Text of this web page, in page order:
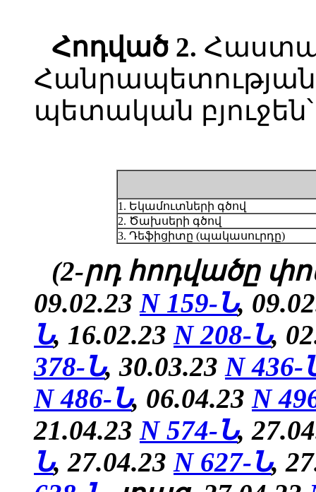
Հոդված 2.
Հանրապետության
պետական բյուջեն՝
1. Եկամուտների գծով
2. Ծախսերի գծով
3. Դեֆիցիտը (պակասուրդը)
(2-րդ հոդվածը
09.02.23 N 159-Ն,
Ն, 16.02.23 N 208-Ն,
378-Ն, 30.03.23 N 436-
N 486-Ն, 06.04.23 N
21.04.23 N 574-Ն,
Ն, 27.04.23 N 627-Ն,